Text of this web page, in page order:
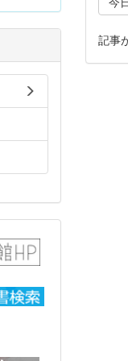
記事